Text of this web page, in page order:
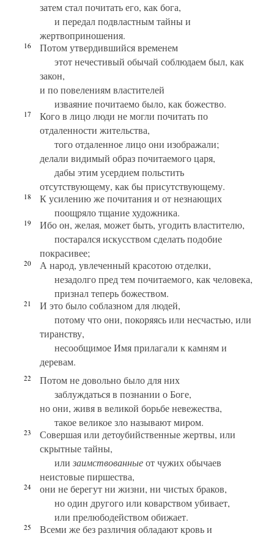
затем стал почитать его, как бога,
и передал подвластным тайны и
жертвоприношения.
16
Потом утвердившийся временем
этот нечестивый обычай соблюдаем был, как
закон,
и по повелениям властителей
изваяние почитаемо было, как божество.
17
Кого в лицо люди не могли почитать по
отдаленности жительства,
того отдаленное лицо они изображали;
делали видимый образ почитаемого царя,
дабы этим усердием польстить
отсутствующему, как бы присутствующему.
18
К усилению же почитания и от незнающих
поощряло тщание художника.
19
Ибо он, желая, может быть, угодить властителю,
постарался искусством сделать подобие
покрасивее;
20
А народ, увлеченный красотою отделки,
незадолго пред тем почитаемого, как человека,
признал теперь божеством.
21
И это было соблазном для людей,
потому что они, покоряясь или несчастью, или
тиранству,
несообщимое Имя прилагали к камням и
деревам.
22
Потом не довольно было для них
заблуждаться в познании о Боге,
но они, живя в великой борьбе невежества,
такое великое зло называют миром.
23
Совершая или детоубийственные жертвы, или
скрытные тайны,
или заимствованныеот чужих обычаев
неистовые пиршества,
24
они не берегут ни жизни, ни чистых браков,
но один другого или коварством убивает,
или прелюбодейством обижает.
25
Всеми же без различия обладают кровь и